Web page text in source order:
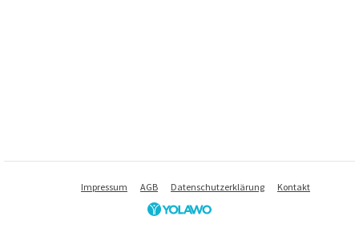
Impressum AGB Datenschutzerklärung Kontakt